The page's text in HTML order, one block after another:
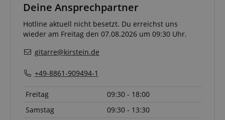
Deine Ansprechpartner
Hotline aktuell nicht besetzt. Du erreichst uns
wieder am Freitag den 07.08.2026 um 09:30 Uhr.
gitarre@kirstein.de
+49-8861-909494-1
Freitag
09:30 - 18:00
Samstag
09:30 - 13:30